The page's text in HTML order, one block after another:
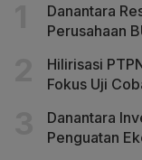
Danantara
Perusahaan
Hilirisasi
Fokus Uji
Danantara
Penguatan